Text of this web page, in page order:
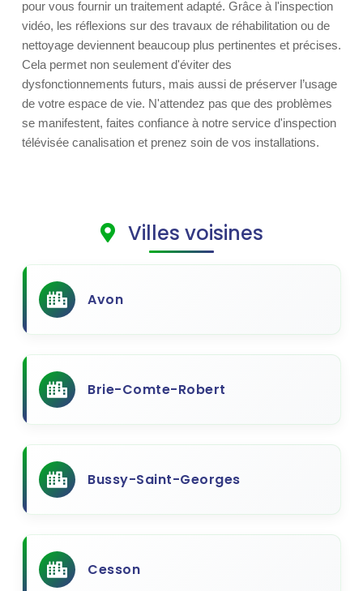
pour vous fournir un traitement adapté. Grâce à l'inspection
vidéo, les réflexions sur des travaux de réhabilitation ou de
nettoyage deviennent beaucoup plus pertinentes et précises.
Cela permet non seulement d'éviter des
dysfonctionnements futurs, mais aussi de préserver l’usage
de votre espace de vie. N'attendez pas que des problèmes
se manifestent, faites confiance à notre service d'inspection
télévisée canalisation et prenez soin de vos installations.
Villes voisines
Avon
Brie-Comte-Robert
Bussy-Saint-Georges
Cesson